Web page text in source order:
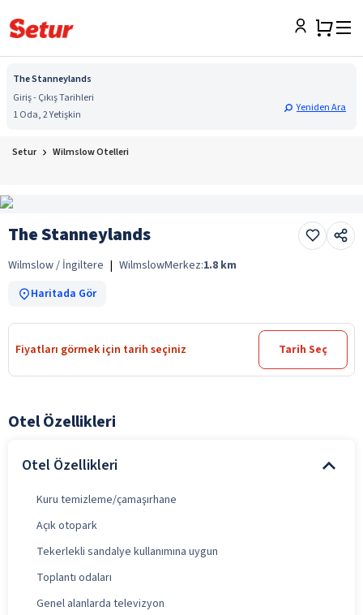
The Stanneylands
Giriş - Çıkış Tarihleri
1 Oda, 2 Yetişkin
Yeniden Ara
Setur Wilmslow Otelleri
The Stanneylands
Wilmslow / İngiltere | WilmslowMerkez:1.8 km
Haritada Gör
Fiyatları görmek için tarih seçiniz Tarih Seç
Otel Özellikleri
Otel Özellikleri
Kuru temizleme/çamaşırhane
Açık otopark
Tekerlekli sandalye kullanımına uygun
Toplantı odaları
Genel alanlarda televizyon